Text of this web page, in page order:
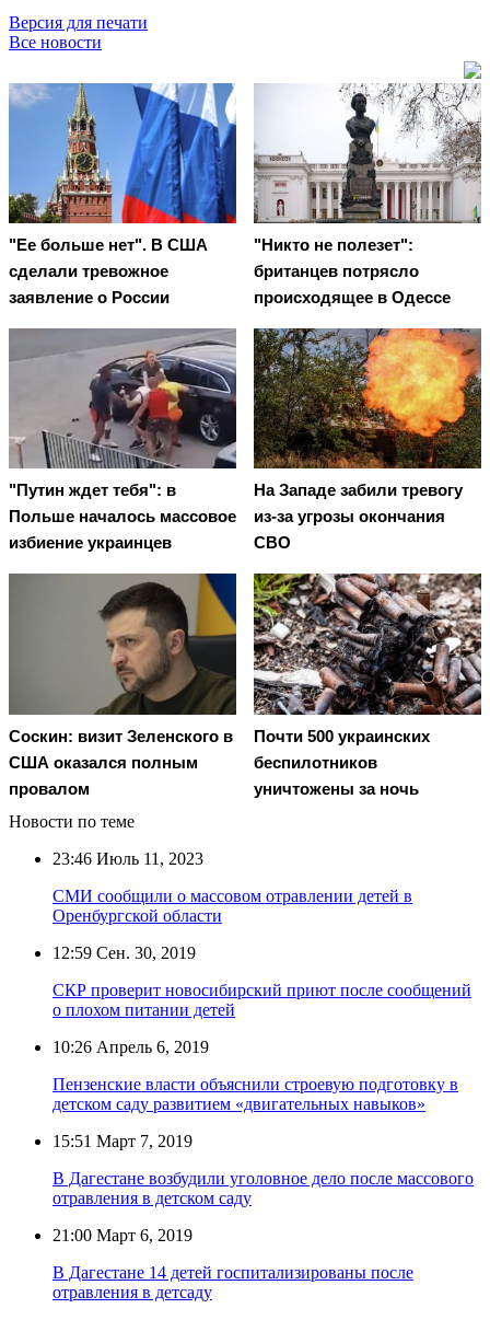
Версия для печати
Все новости
"Ее больше нет". В США
сделали тревожное
заявление о России
"Никто не полезет":
британцев потрясло
происходящее в Одессе
"Путин ждет тебя": в
Польше началось массовое
избиение украинцев
На Западе забили тревогу
из-за угрозы окончания
СВО
Соскин: визит Зеленского в
США оказался полным
провалом
Почти 500 украинских
беспилотников
уничтожены за ночь
Новости по теме
23:46 Июль 11, 2023
СМИ сообщили о массовом отравлении детей в
Оренбургской области
12:59 Сен. 30, 2019
СКР проверит новосибирский приют после сообщений
о плохом питании детей
10:26 Апрель 6, 2019
Пензенские власти объяснили строевую подготовку в
детском саду развитием «двигательных навыков»
15:51 Март 7, 2019
В Дагестане возбудили уголовное дело после массового
отравления в детском саду
21:00 Март 6, 2019
В Дагестане 14 детей госпитализированы после
отравления в детсаду